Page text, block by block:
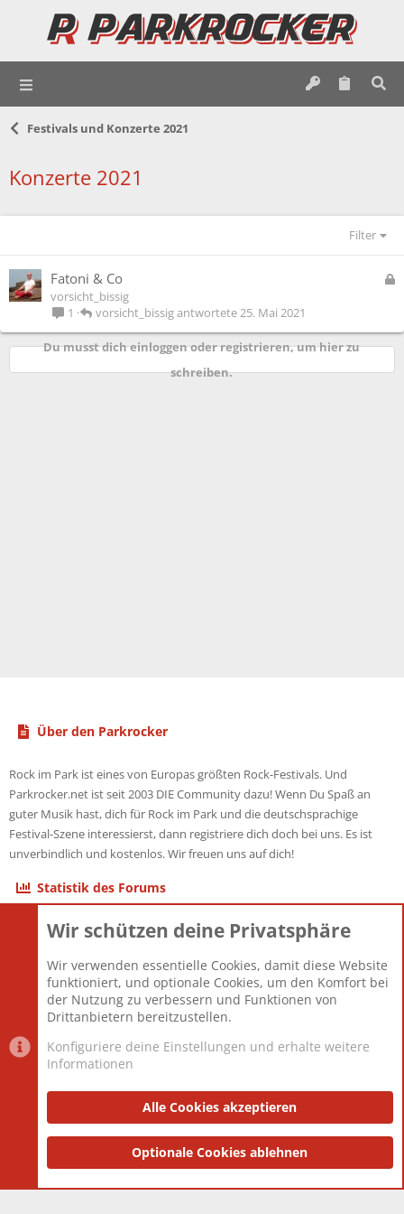
Festivals und Konzerte 2021
Konzerte 2021
Filter
G
p
Fatoni & Co
vorsicht_bissig
1
25. Mai 2021
vorsicht_bissig
Du musst dich einloggen oder registrieren, um hier zu
schreiben.
Über den Parkrocker
Rock im Park ist eines von Europas größten Rock-Festivals. Und
Parkrocker.net ist seit 2003 DIE Community dazu! Wenn Du Spaß an
guter Musik hast, dich für Rock im Park und die deutschsprachige
Festival-Szene interessierst, dann registriere dich doch bei uns. Es ist
unverbindlich und kostenlos. Wir freuen uns auf dich!
Statistik des Forums
Themen
Mitglieder
12.427
Neuestes Mitglied
Berlin
Datenschutzerklärung Impressum
Community platform by XenForo® © 2010-2025 XenForo Ltd.
and add-ons by ThemeHouse
Wir schützen deine Privatsphäre
Wir verwenden essentielle Cookies, damit diese Website
funktioniert, und optionale Cookies, um den Komfort bei
der Nutzung zu verbessern und Funktionen von
Drittanbietern bereitzustellen.
Konfiguriere deine Einstellungen und erhalte weitere
Informationen
Alle Cookies akzeptieren
Optionale Cookies ablehnen